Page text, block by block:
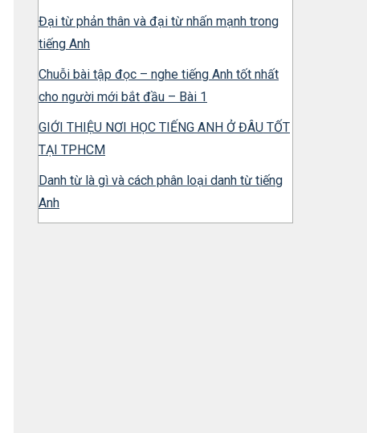
Đại từ phản thân và đại từ nhấn mạnh trong
tiếng Anh
Chuỗi bài tập đọc – nghe tiếng Anh tốt nhất
cho người mới bắt đầu – Bài 1
GIỚI THIỆU NƠI HỌC TIẾNG ANH Ở ĐÂU TỐT
TẠI TPHCM
Danh từ là gì và cách phân loại danh từ tiếng
Anh